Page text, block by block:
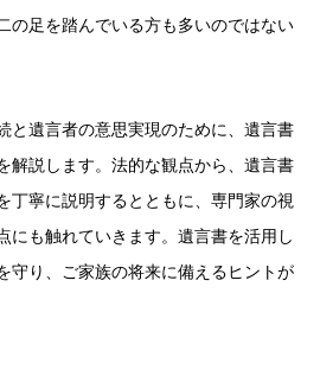
の足を踏んでいる方も多いのではない
と遺言者の意思実現のために、遺言書
解説します。法的な観点から、遺言書
丁寧に説明するとともに、専門家の視
にも触れていきます。遺言書を活用し
守り、ご家族の将来に備えるヒントが